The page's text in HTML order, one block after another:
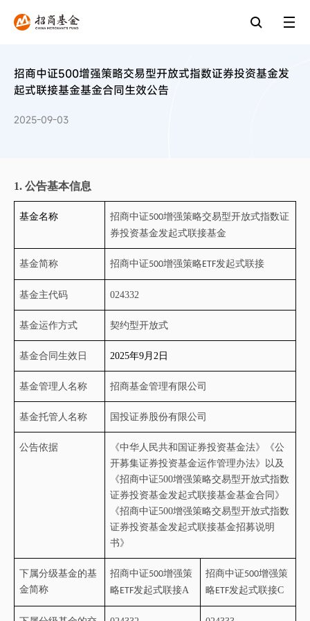
招商中证500增强策略交易型开放式指数证券投资基金发
起式联接基金基金合同生效公告
2025-09-03
1. 公告基本信息
基金名称 招商中证500增强策略交易型开放式指数证
券投资基金发起式联接基金
基金简称 招商中证500增强策略ETF发起式联接
基金主代码 024332
基金运作方式 契约型开放式
基金合同生效日 2025年9月2 日
基金管理人名称 招商基金管理有限公司
基金托管人名称 国投证券股份有限公司
公告依据
《中华人民共和国证券投资基金法》《公
开募集证券投资基金运作管理办法》以及
《招商中证500增强策略交易型开放式指数
证券投资基金发起式联接基金基金合同 》
《招商中证500增强策略交易型开放式指数
证券投资基金发起式联接基金招募说明
书》
下属分级基金的基
金简称
招商中证500增强策
略ETF发起式联接A
招商中证500增强策
略ETF发起式联接C